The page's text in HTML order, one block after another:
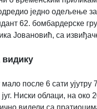
једно одељење
62. бомбардерске
Јовановић, са
видику
мало после 6 сати
Ниски облаци, на
видели са